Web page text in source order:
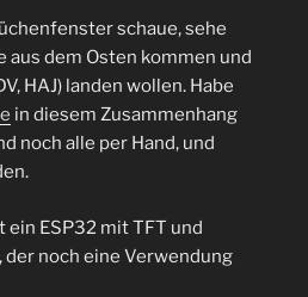
schaue, sehe
aus dem Osten kommen und
HAJ) landen wollen. Habe
in diesem Zusammenhang
noch alle per Hand, und
ein ESP32 mit TFT und
der noch eine Verwendung